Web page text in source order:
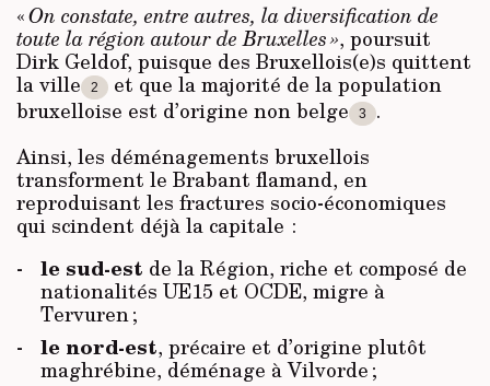
«On constate, entre autres, la diversification de
toute la région autour de Bruxelles », poursuit
Dirk Geldof, puisque des Bruxellois(e)s quittent
la ville
2
et que la majorité de la population
bruxelloise est d’origine non belge
3
.
Ainsi, les déménagements bruxellois
transforment le Brabant flamand, en
reproduisant les fractures socio-économiques
qui scindent déjà la capitale :
le sud-est de la Région, riche et composé de
nationalités UE15 et OCDE, migre à
Tervuren ;
le nord-est, précaire et d’origine plutôt
maghrébine, déménage à Vilvorde ;